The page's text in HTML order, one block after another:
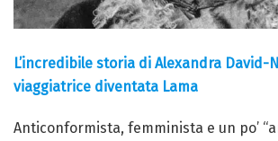
L’incredibile storia di Alexandra David-
viaggiatrice diventata Lama
Anticonformista, femminista e un po’